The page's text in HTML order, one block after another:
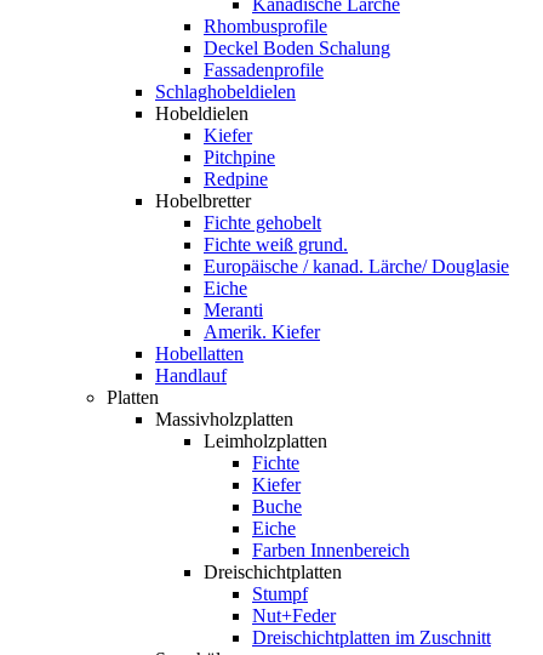
Rhombusprofile
Deckel Boden Schalung
Fassadenprofile
Schlaghobeldielen
Hobeldielen
Kiefer
Pitchpine
Redpine
Hobelbretter
Fichte gehobelt
Fichte weiß grund.
Europäische / kanad. Lärche/ Douglasie
Eiche
Meranti
Amerik. Kiefer
Hobellatten
Handlauf
Platten
Massivholzplatten
Leimholzplatten
Fichte
Kiefer
Buche
Eiche
Farben Innenbereich
Dreischichtplatten
Stumpf
Nut+Feder
Dreischichtplatten im Zuschnitt